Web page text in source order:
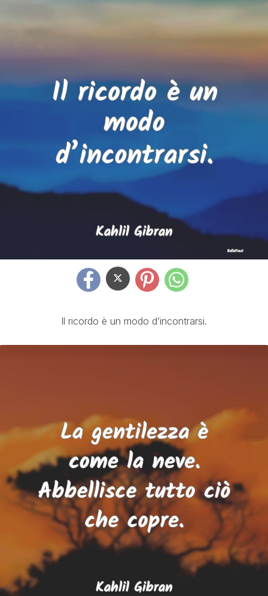
Il ricordo è un modo d’incontrarsi.